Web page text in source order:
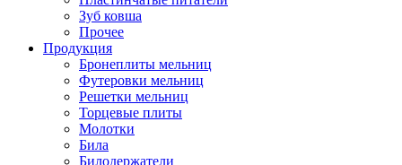
Зуб ковша
Прочее
Продукция
Бронеплиты мельниц
Футеровки мельниц
Решетки мельниц
Торцевые плиты
Молотки
Била
Билодержатели